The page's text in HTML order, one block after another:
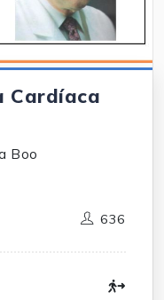
Cardíaca
Boo
636